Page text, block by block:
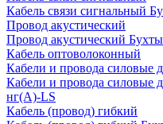
Кабель связи сигнальный
Провод акустический
Провод акустический Бухты
Кабель оптоволоконный
Кабели и провода силовые
Кабели и провода силовые
нг(А)-LS
Кабель (провод) гибкий